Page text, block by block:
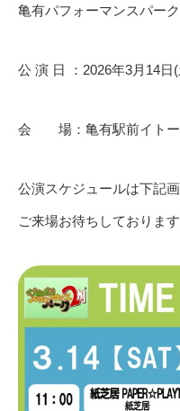
亀有パフォーマンスパー
公 演 日 ：2026年3月14
会 場：亀有駅前イトー
公演スケジュールは下記
ご来場お待ちしております